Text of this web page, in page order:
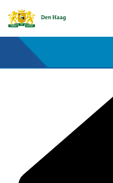
Bronnen en collecties